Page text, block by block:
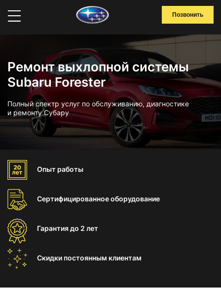
Позвонить
Ремонт выхлопной системы
Subaru Forester
Полный спектр услуг по обслуживанию, диагностике
и ремонту Субару
Опыт работы
Сертифицированноеоборудование
Гарантиядо 2 лет
Скидки постоянным клиентам